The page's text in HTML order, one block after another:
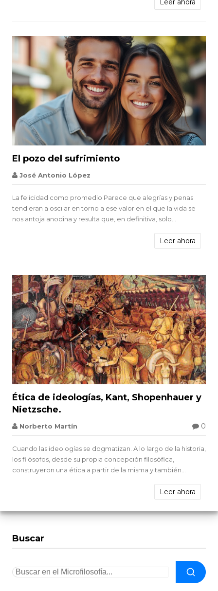
Leer ahora

El pozo del sufrimiento
José Antonio López
La felicidad como promedio Parece que alegrías y penas
tendieran a oscilar en torno a ese valor en el que la vida se
nos antoja anodina y resulta que, en definitiva, solo...
Leer ahora

Schopenhauer
Ética de ideologías, Kant, Shopenhauer y
Nietzsche.
Norberto Martín 0
Cuando las ideologías se dogmatizan. A lo largo de la historia,
los filósofos, desde su propia concepción filosófica,
construyeron una ética a partir de la misma y también...
Leer ahora
Buscar